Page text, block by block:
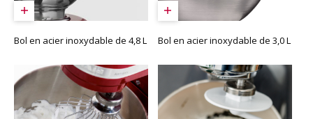
Bol en acier inoxydable de 4,8 L Bol en acier inoxydable de 3,0 L